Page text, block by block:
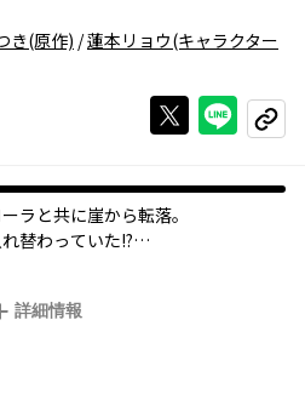
き(原作) /蓮本リョウ(キャラクター
Xで投稿する
ライン
コピー
ラと共に崖から転落。
替わっていた!?
詳細情報